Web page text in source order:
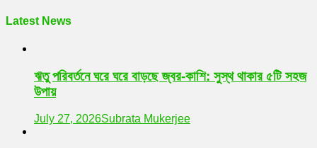
Latest News
ঋতু পরিবর্তনে ঘরে ঘরে বাড়ছে জ্বর-কাশি: সুস্থ থাকার ৫টি সহজ
উপায়
July 27, 2026Subrata Mukerjee